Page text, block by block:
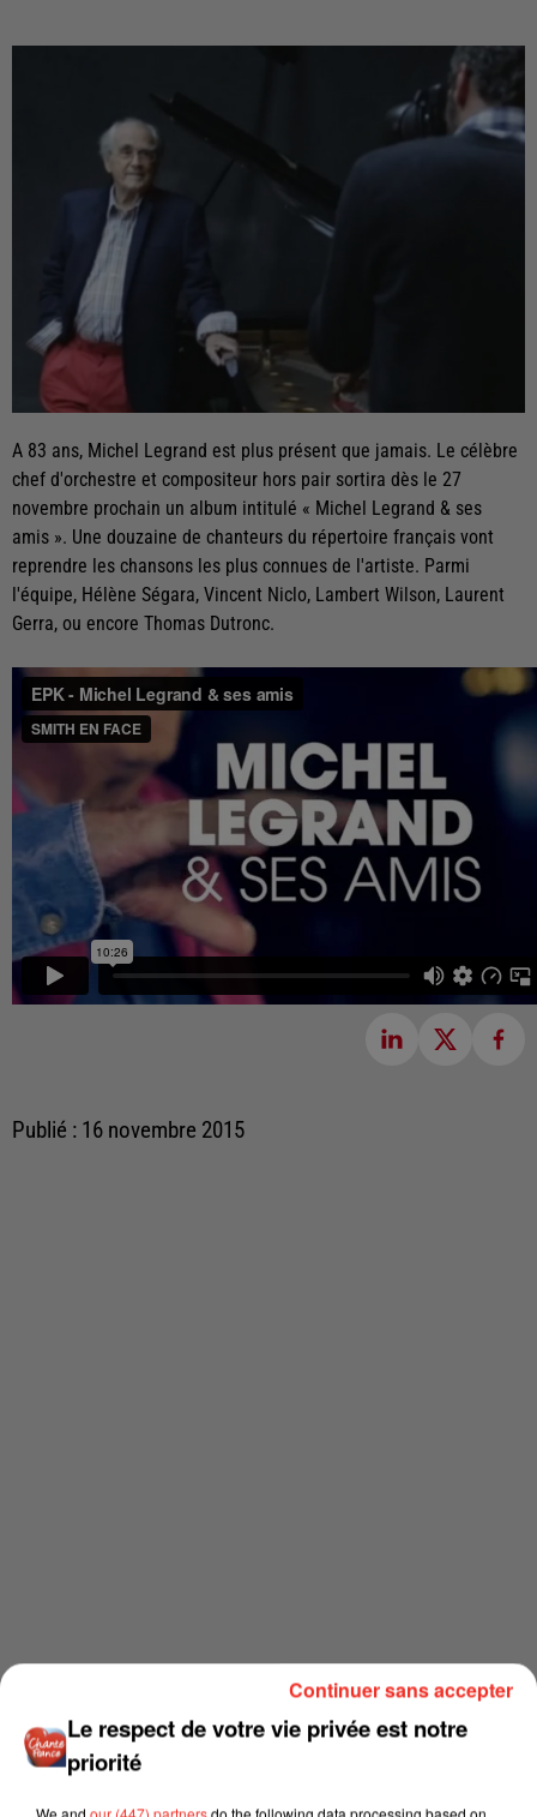
A 83 ans, Michel Legrand est plus présent que jamais. Le célèbre
chef d'orchestre et compositeur hors pair sortira dès le 27
novembre prochain un album intitulé « Michel Legrand & ses
amis ». Une douzaine de chanteurs du répertoire français vont
reprendre les chansons les plus connues de l'artiste. Parmi
l'équipe, Hélène Ségara, Vincent Niclo, Lambert Wilson, Laurent
Gerra, ou encore Thomas Dutronc.
Publié : 16 novembre 2015
Le respect de votre vie privée est notre
priorité
We and our (447) partnersdo the following data processing based on
Continuer sans accepter